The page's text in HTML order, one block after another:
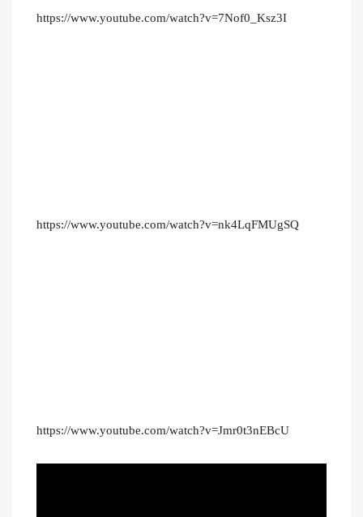
https://www.youtube.com/watch?v=7Nof0_Ksz3I
https://www.youtube.com/watch?v=nk4LqFMUgSQ
https://www.youtube.com/watch?v=Jmr0t3nEBcU